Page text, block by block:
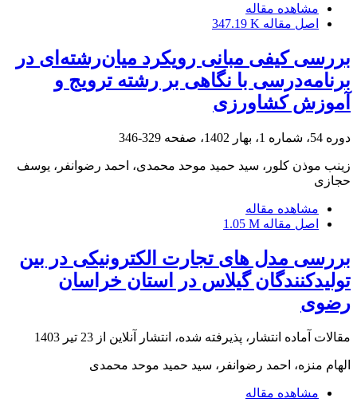
مشاهده مقاله
اصل مقاله 347.19 K
بررسی کیفی مبانی رویکرد میان‌رشته‌ای در
برنامه‌درسی با نگاهی بر رشته ترویج و
آموزش کشاورزی
دوره 54، شماره 1، بهار 1402، صفحه 329-346
زینب موذن کلور، سید حمید موحد محمدی، احمد رضوانفر، یوسف
حجازی
مشاهده مقاله
اصل مقاله 1.05 M
بررسی مدل های تجارت الکترونیکی در بین
تولیدکنندگان گیلاس در استان خراسان
رضوی
مقالات آماده انتشار، پذیرفته شده، انتشار آنلاین از 23 تیر 1403
الهام منزه، احمد رضوانفر، سید حمید موحد محمدی
مشاهده مقاله